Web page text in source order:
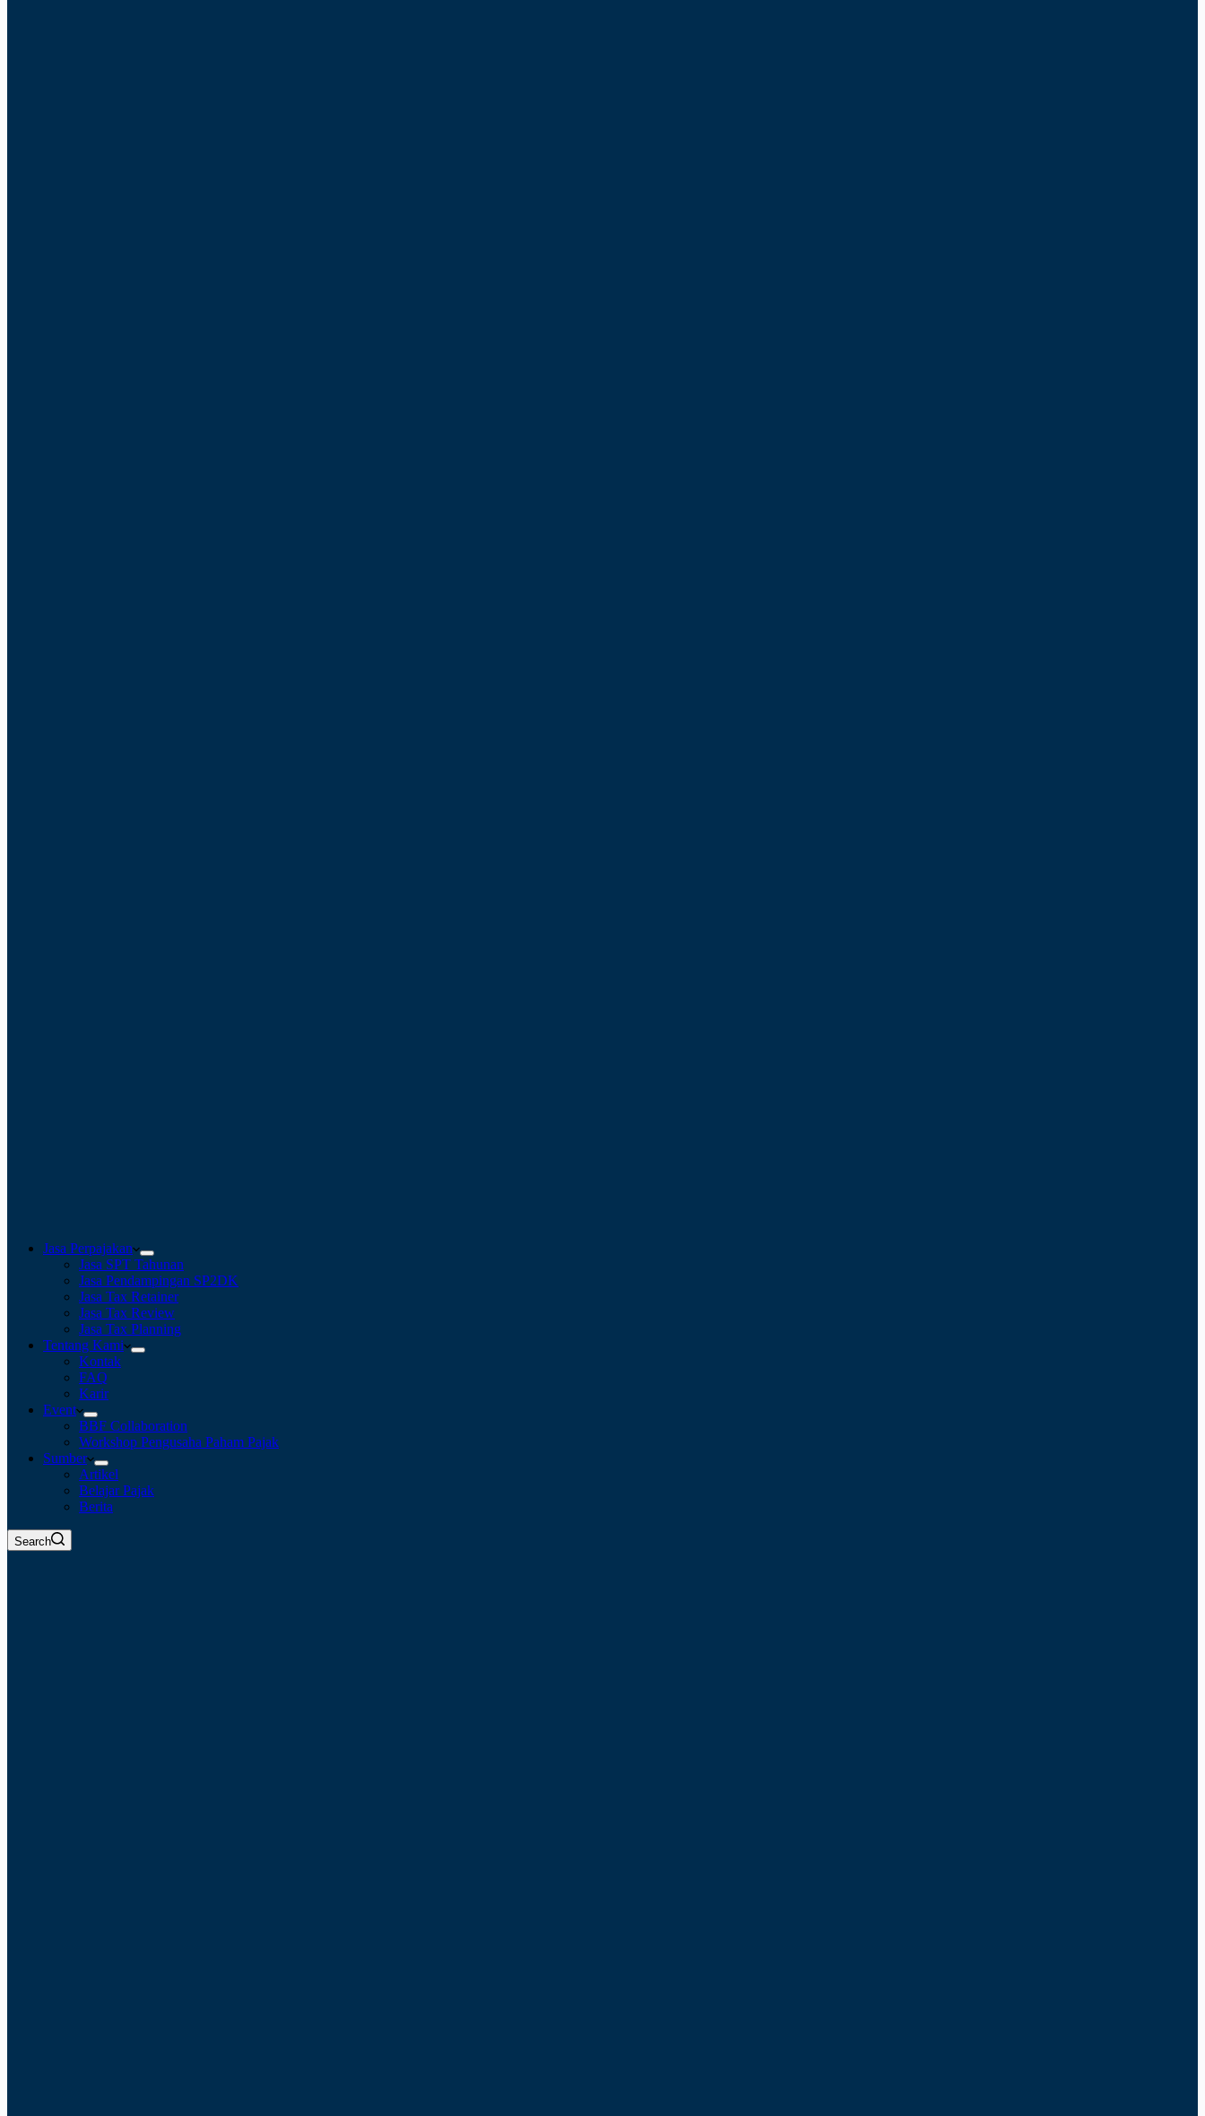
Jasa Perpajakan
Jasa SPT Tahunan
Jasa Pendampingan SP2DK
Jasa Tax Retainer
Jasa Tax Review
Jasa Tax Planning
Tentang Kami
Kontak
FAQ
Karir
Event
BBF Collaboration
Workshop Pengusaha Paham Pajak
Sumber
Artikel
Belajar Pajak
Berita
Search